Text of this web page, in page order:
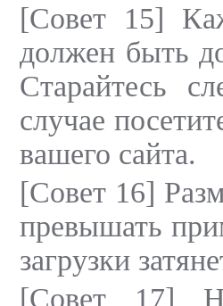
[Совет 15]
должен быть
Старайтесь
случае
вашего сайта.
[Совет 16]
превышать
загрузки
[Совет 17]